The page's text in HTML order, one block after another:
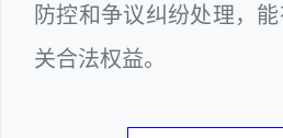
防控和争议纠纷处理，
关合法权益。